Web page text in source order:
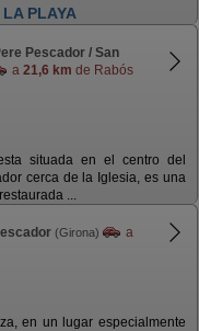
PLAYA
Pescador / San
a 21,6 km de Rabós
situada en el centro del
cerca de la Iglesia, es una
...
(Girona)
a
en un lugar especialmente